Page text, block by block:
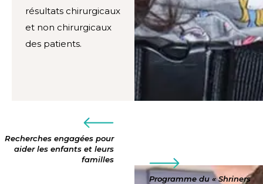
résultats chirurgicaux
et non chirurgicaux
des patients.
Recherches engagées pour
aider les enfants et leurs
familles
Programme du « Shriners